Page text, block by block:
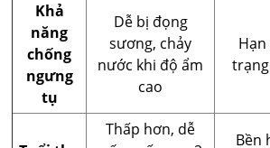
Khả
năng
chống
ngưng
tụ
Dễ bị đọng
sương, chảy
nước khi độ ẩm
cao
Thấp hơn, dễ
Bền